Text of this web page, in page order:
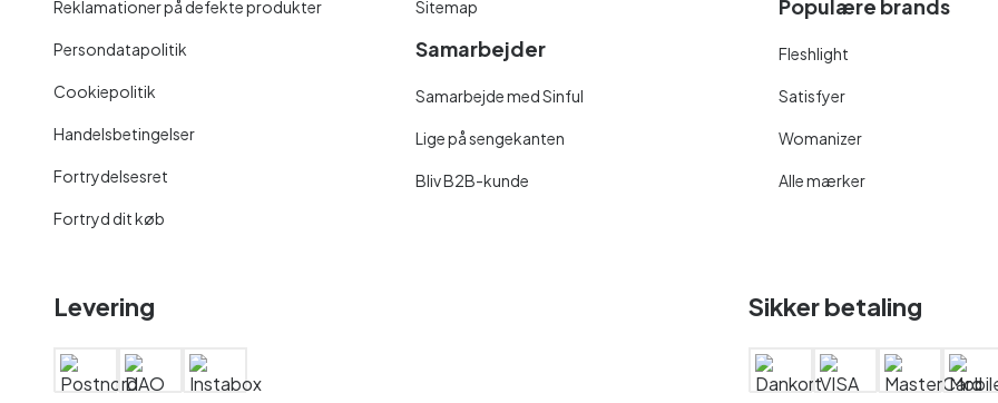
Reklamationer på defekte produkter
Persondatapolitik
Cookiepolitik
Handelsbetingelser
Fortrydelsesret
Fortryd dit køb
Sitemap
Samarbejder
Samarbejde med Sinful
Lige på sengekanten
Bliv B2B-kunde
Populære brands
Fleshlight
Satisfyer
Womanizer
Alle mærker
Levering Sikker betaling